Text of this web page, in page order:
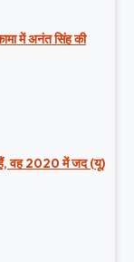
में अनंत सिंह की
हैं, वह 2020 में जद (यू)